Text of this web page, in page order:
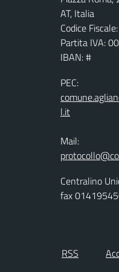
AT, Italia
Codice
Partita IVA:
IBAN: #
PEC:
l.it
Mail:
Centralino
fax
RSS